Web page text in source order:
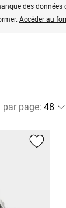
des
Accéder au
par page: